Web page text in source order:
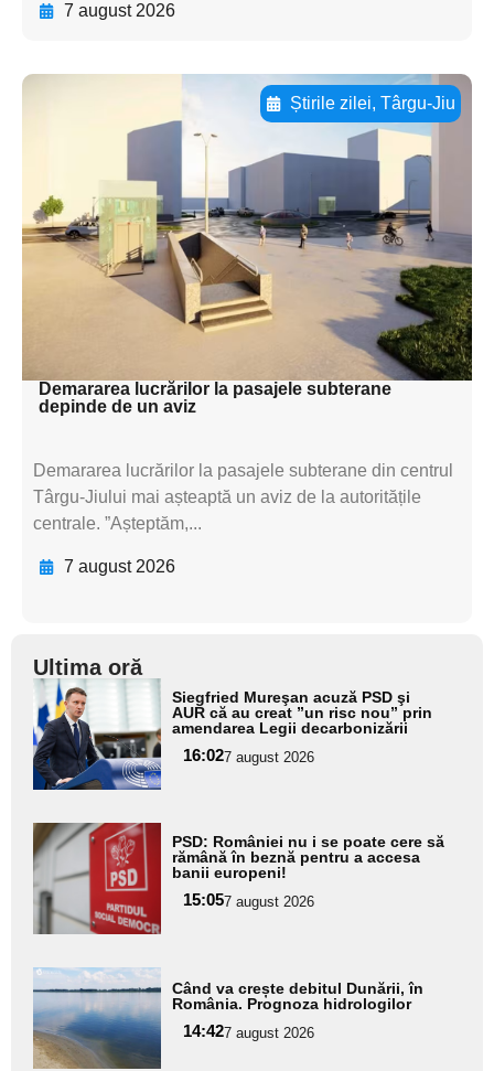
7 august 2026
Știrile zilei, Târgu-Jiu
Adaugă aici textul pentru
subtitluAdaugă aici
textul pentru
subtitluAdaugă aici
textul pentru
subtitluAdaugă aici
textul pentru subti
Demararea lucrărilor la pasajele subterane
depinde de un aviz
Demararea lucrărilor la pasajele subterane din centrul
Târgu-Jiului mai așteaptă un aviz de la autoritățile
centrale. ”Așteptăm,...
7 august 2026
Ultima oră
Adaugă
aici textul
pentru
subtitlu
Siegfried Mureşan acuză PSD şi
AUR că au creat ”un risc nou” prin
amendarea Legii decarbonizării
16:027 august 2026
Adaugă
aici textul
pentru
subtitlu
PSD: României nu i se poate cere să
rămână în beznă pentru a accesa
banii europeni!
15:057 august 2026
Adaugă
aici textul
pentru
subtitlu
Când va crește debitul Dunării, în
România. Prognoza hidrologilor
14:427 august 2026